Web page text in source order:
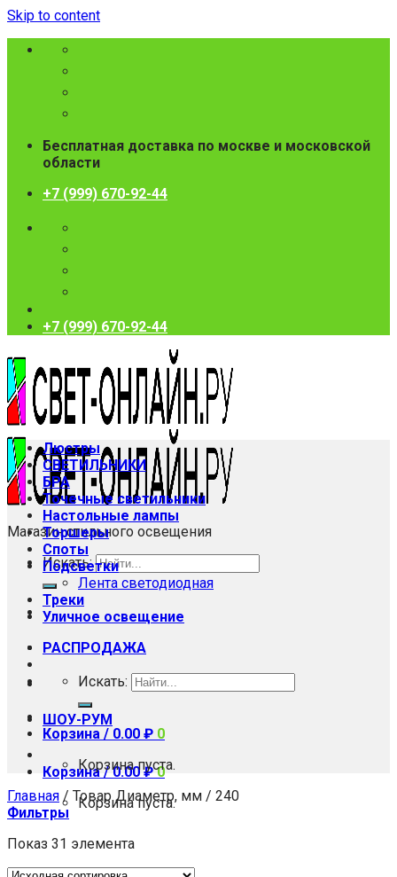
Skip to content
Бесплатная доставка по москве и московской
области
+7 (999) 670-92-44
+7 (999) 670-92-44
Магазин стильного освещения
Искать:
РАСПРОДАЖА
ШОУ-РУМ
Корзина /0.00₽ 0
Корзина пуста.
Люстры
СВЕТИЛЬНИКИ
БРА
Точечные светильники
Настольные лампы
Торшеры
Споты
Подсветки
Лента светодиодная
Треки
Уличное освещение
Искать:
Корзина / 0.00 ₽ 0
Корзина пуста.
Главная / Товар Диаметр, мм / 240
Фильтры
Показ 31 элемента